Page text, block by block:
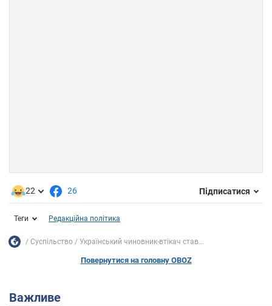
22 26 Підписатися
Теги Редакційна політика
Суспільство Український чиновник-втікач став...
Повернутися на головну OBOZ
Важливе